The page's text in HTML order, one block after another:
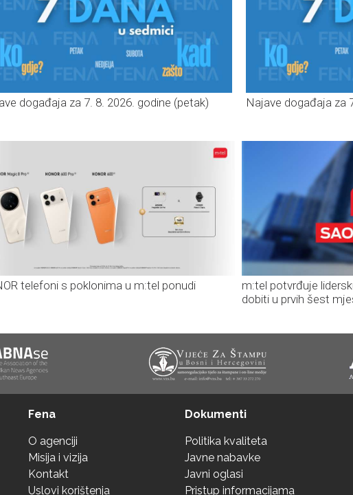
događaja za 7. 8. 2026. godine (petak) Najave događaja za
telefoni s poklonima u m:tel ponudi
m:tel potvrđuje
dobiti u prvih šest
Fena
O agenciji
Misija i vizija
Kontakt
Uslovi korištenja
Dokumenti
Politika kvaliteta
Javne nabavke
Javni oglasi
Pristup informacijama